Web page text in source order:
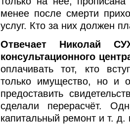
менее после смерти
услуг. Кто за них должен
Отвечает Николай
консультационного
оплачивать тот, кто
только имущество, но и
предоставить
сделали перерасчёт.
капитальный ремонт и т. д.